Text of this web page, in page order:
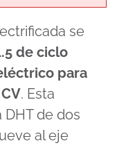
se
de ciclo
para
. Esta
de dos
al eje